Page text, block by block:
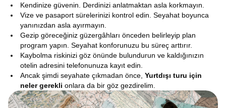
Kendinize güvenin. Derdinizi anlatmaktan asla korkmayın.
Vize ve pasaport sürelerinizi kontrol edin. Seyahat boyunca
yanınızdan asla ayırmayın.
Gezip göreceğiniz güzergâhları önceden belirleyip plan
program yapın. Seyahat konforunuzu bu süreç arttırır.
Kaybolma riskinizi göz önünde bulundurun ve kaldığınızın
otelin adresini telefonunuza kayıt edin.
Ancak şimdi seyahate çıkmadan önce, Yurtdışı turu için
neler gerekli onlara da bir göz gezdirelim.